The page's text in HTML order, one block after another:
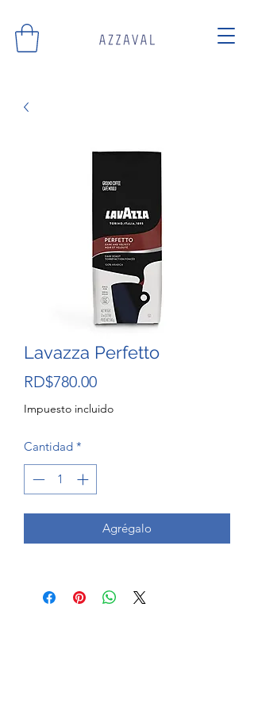
Lavazza Perfetto
RD$780.00Precio
Impuesto incluido
Cantidad *
Agrégalo